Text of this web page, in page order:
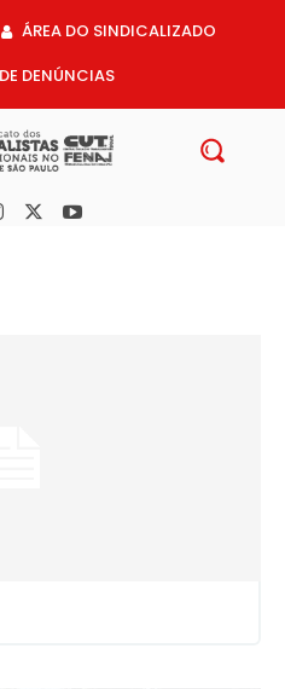
ÁREA DO SINDICALIZADO
DENÚNCIAS